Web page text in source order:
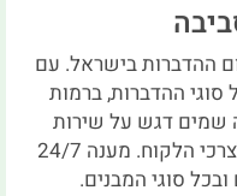
ההדברות בישראל. עם
ההדברות, ברמות
שמים דגש על שירות
מקצועי ואדיב, בהתאמה מלאה לצרכי הלקוח. מענה 24/7
סוגי המבנים.